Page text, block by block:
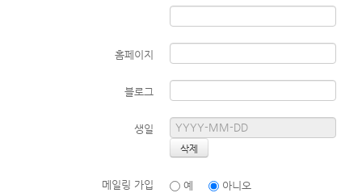
알림 수신 여부는 회원 설정 또는 앱 알림 설정에서 변경할 수 있습
타인의 권리를 침해하는 행위
불법적이거나 부적절한 콘텐츠의 게시
홈페이지
블로그
생일
메일링 가입 예 아니오